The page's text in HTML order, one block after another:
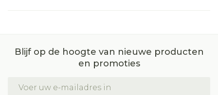
Blijf op de hoogte van nieuwe producten
en promoties